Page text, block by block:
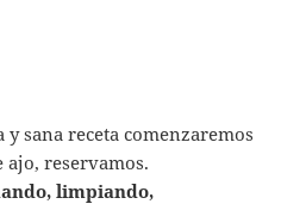
y sana receta comenzaremos
ajo, reservamos.
limpiando,